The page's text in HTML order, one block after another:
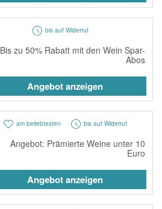
bis auf Widerruf
Bis zu 50% Rabatt mit den Wein Spar-
Abos
Angebot anzeigen
am beliebtesten bis auf Widerruf
Angebot: Prämierte Weine unter 10
Euro
Angebot anzeigen